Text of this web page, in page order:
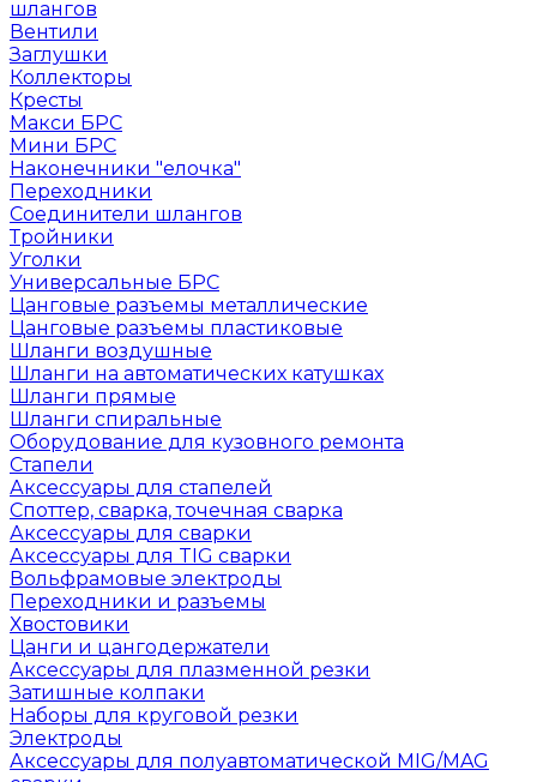
шлангов
Вентили
Заглушки
Коллекторы
Кресты
Макси БРС
Мини БРС
Наконечники "елочка"
Переходники
Соединители шлангов
Тройники
Уголки
Универсальные БРС
Цанговые разъемы металлические
Цанговые разъемы пластиковые
Шланги воздушные
Шланги на автоматических катушках
Шланги прямые
Шланги спиральные
Оборудование для кузовного ремонта
Стапели
Аксессуары для стапелей
Споттер, сварка, точечная сварка
Аксессуары для сварки
Аксессуары для TIG сварки
Вольфрамовые электроды
Переходники и разъемы
Хвостовики
Цанги и цангодержатели
Аксессуары для плазменной резки
Затишные колпаки
Наборы для круговой резки
Электроды
Аксессуары для полуавтоматической MIG/MAG